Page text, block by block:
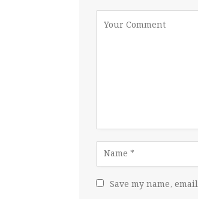
Save my name,